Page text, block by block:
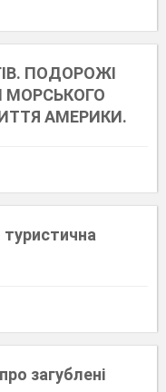
ПОДОРОЖІ
АМЕРИКИ.
загублені